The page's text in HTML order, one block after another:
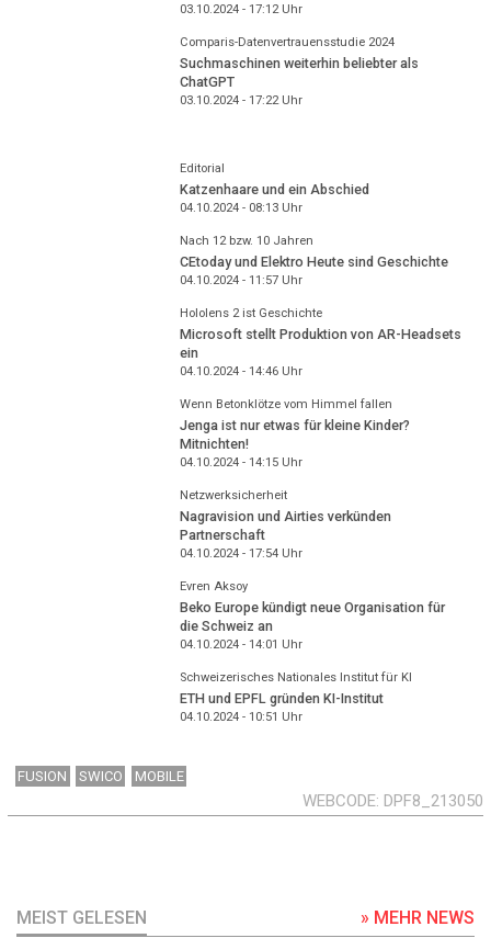
03.10.2024 - 17:12Uhr
Comparis-Datenvertrauensstudie 2024
Suchmaschinen weiterhin beliebter als
ChatGPT
03.10.2024 - 17:22Uhr
Editorial
Katzenhaare und ein Abschied
04.10.2024 - 08:13Uhr
Nach 12 bzw. 10 Jahren
CEtoday und Elektro Heute sind Geschichte
04.10.2024 - 11:57Uhr
Hololens 2 ist Geschichte
Microsoft stellt Produktion von AR-Headsets
ein
04.10.2024 - 14:46Uhr
Wenn Betonklötze vom Himmel fallen
Jenga ist nur etwas für kleine Kinder?
Mitnichten!
04.10.2024 - 14:15Uhr
Netzwerksicherheit
Nagravision und Airties verkünden
Partnerschaft
04.10.2024 - 17:54Uhr
Evren Aksoy
Beko Europe kündigt neue Organisation für
die Schweiz an
04.10.2024 - 14:01 Uhr
Schweizerisches Nationales Institut für KI
ETH und EPFL gründen KI-Institut
04.10.2024 - 10:51 Uhr
FUSION SWICO MOBILE
WEBCODE DPF8_213050
MEIST GELESEN » MEHR NEWS